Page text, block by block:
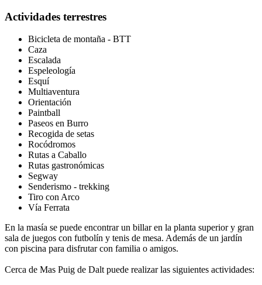
Actividades terrestres
Bicicleta de montaña - BTT
Caza
Escalada
Espeleología
Esquí
Multiaventura
Orientación
Paintball
Paseos en Burro
Recogida de setas
Rocódromos
Rutas a Caballo
Rutas gastronómicas
Segway
Senderismo - trekking
Tiro con Arco
Vía Ferrata
En la masía se puede encontrar un billar en la planta superior y gran
sala de juegos con futbolín y tenis de mesa. Además de un jardín
con piscina para disfrutar con familia o amigos.
Cerca de Mas Puig de Dalt puede realizar las siguientes actividades: